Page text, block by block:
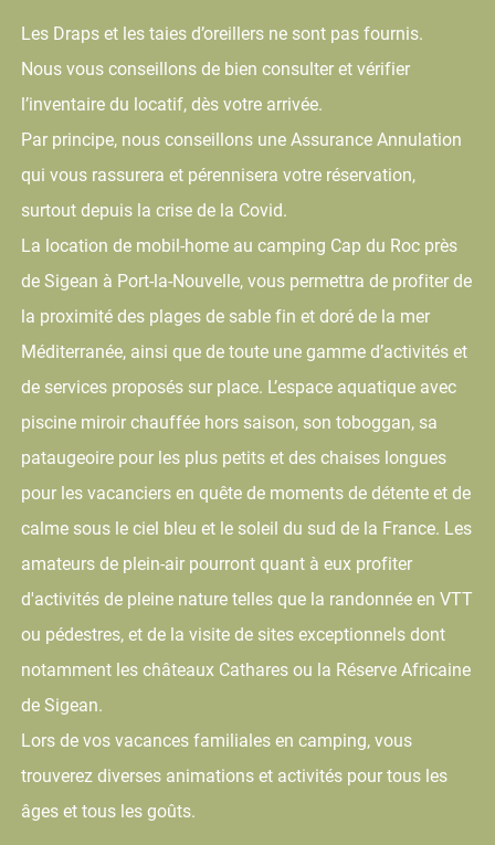
Les Draps et les taies d’oreillers ne sont pas fournis.
Nous vous conseillons de bien consulter et vérifier
l’inventaire du locatif, dès votre arrivée.
Par principe, nous conseillons une Assurance Annulation
qui vous rassurera et pérennisera votre réservation,
surtout depuis la crise de la Covid.
La location de mobil-home au camping Cap du Roc près
de Sigean à Port-la-Nouvelle, vous permettra de profiter de
la proximité des plages de sable fin et doré de la mer
Méditerranée, ainsi que de toute une gamme d’activités et
de services proposés sur place. L’espace aquatique avec
piscine miroir chauffée hors saison, son toboggan, sa
pataugeoire pour les plus petits et des chaises longues
pour les vacanciers en quête de moments de détente et de
calme sous le ciel bleu et le soleil du sud de la France. Les
amateurs de plein-air pourront quant à eux profiter
d'activités de pleine nature telles que la randonnée en VTT
ou pédestres, et de la visite de sites exceptionnels dont
notamment les châteaux Cathares ou la Réserve Africaine
de Sigean.
Lors de vos vacances familiales en camping, vous
trouverez diverses animations et activités pour tous les
âges et tous les goûts.